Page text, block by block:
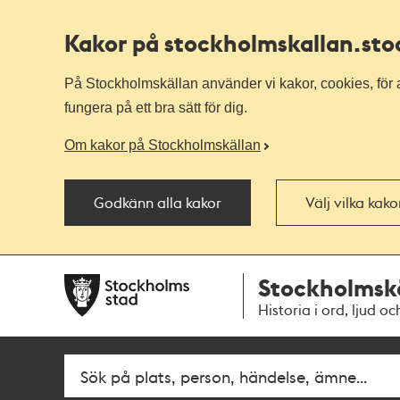
Kakor på stockholmskallan
På Stockholmskällan använder vi kakor, cookies,
fungera på ett bra sätt för dig.
Om kakor på Stockholmskällan
Godkänn alla kakor Välj vilka
navigationen
huvudinnehållet
Historia i ord, ljud
Fritextsök